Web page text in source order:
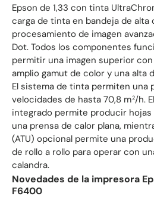
Epson de 1,33 con tinta
carga de tinta en bandeja de alta
procesamiento de imagen
Dot. Todos los componentes
permitir una imagen superior
amplio gamut de color y una alta
El sistema de tinta permiten una
velocidades de hasta 70,8 m2/h.
integrado permite producir
una prensa de calor plana,
(ATU) opcional permite una
de rollo a rollo para operar con
calandra.
Novedades de la impresora
F6400